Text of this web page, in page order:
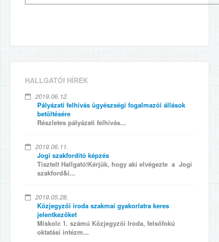
HALLGATÓI HÍREK
2019.06.12.
Pályázati felhívás ügyészségi fogalmazói állások
betöltésére
Részletes pályázati felhívás...
2019.06.11.
Jogi szakfordító képzés
Tisztelt Hallgató!Kérjük, hogy aki elvégezte a Jogi
szakford&i...
2019.05.28.
Közjegyzői iroda szakmai gyakorlatra keres
jelentkezőket
Miskolc 1. számú Közjegyzői Iroda, felsőfokú
oktatási intézm...